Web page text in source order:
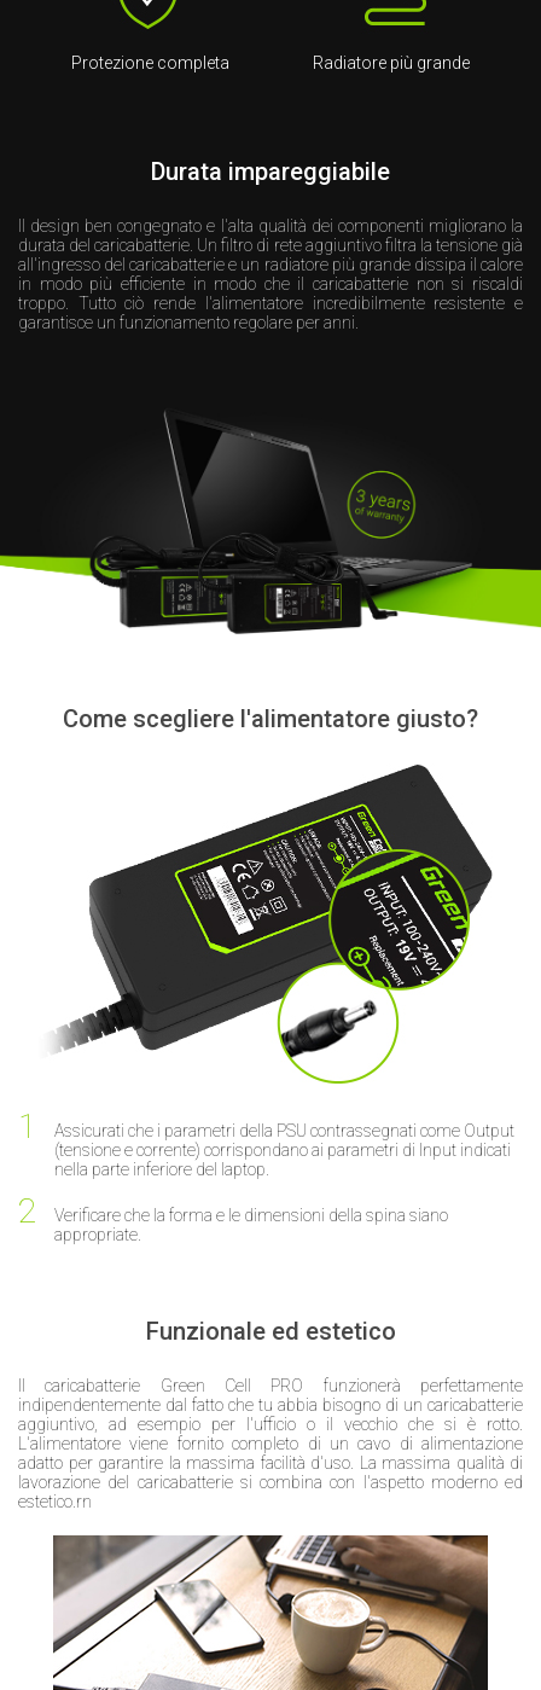
Protezione completa Radiatore più grande
Durata impareggiabile
Il design ben congegnato e l'alta qualità dei componenti migliorano la
durata del caricabatterie. Un filtro di rete aggiuntivo filtra la tensione già
all'ingresso del caricabatterie e un radiatore più grande dissipa il calore
in modo più efficiente in modo che il caricabatterie non si riscaldi
troppo. Tutto ciò rende l'alimentatore incredibilmente resistente e
garantisce un funzionamento regolare per anni.
Come scegliere l'alimentatore giusto?
Assicurati che i parametri della PSU contrassegnati come Output
(tensione e corrente) corrispondano ai parametri di Input indicati
nella parte inferiore del laptop.
Verificare che la forma e le dimensioni della spina siano
appropriate.
Funzionale ed estetico
Il caricabatterie Green Cell PRO funzionerà perfettamente
indipendentemente dal fatto che tu abbia bisogno di un caricabatterie
aggiuntivo, ad esempio per l'ufficio o il vecchio che si è rotto.
L'alimentatore viene fornito completo di un cavo di alimentazione
adatto per garantire la massima facilità d'uso. La massima qualità di
lavorazione del caricabatterie si combina con l'aspetto moderno ed
estetico.rn